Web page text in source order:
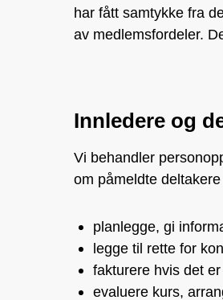
har fått samtykke fra
av medlemsfordeler.
Innledere og
Vi behandler
om påmeldte
planlegge, gi
legge til rette for
fakturere hvis det
evaluere kurs,